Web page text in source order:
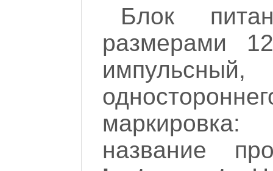
Блок
размерами
маркировка:
название